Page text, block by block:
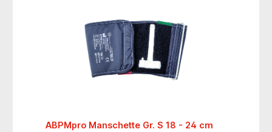
ABPMpro Manschette Gr. S 18 - 24 cm